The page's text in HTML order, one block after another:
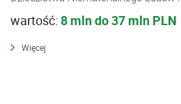
wartość: 8 mln do 37 mln PLN
Więcej